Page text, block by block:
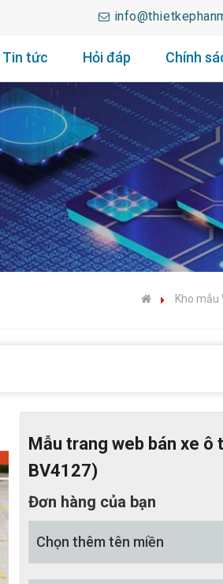
Tin tức Hỏi đáp Chính
Kho mẫu
Mẫu trang web bán xe ô
BV4127)
Đơn hàng của bạn
Chọn thêm tên miền